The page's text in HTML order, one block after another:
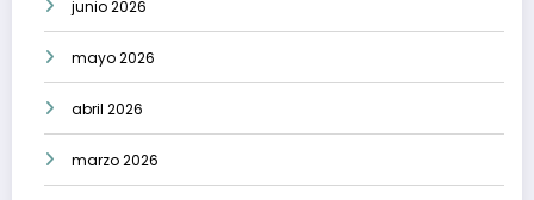
junio 2026
mayo 2026
abril 2026
marzo 2026